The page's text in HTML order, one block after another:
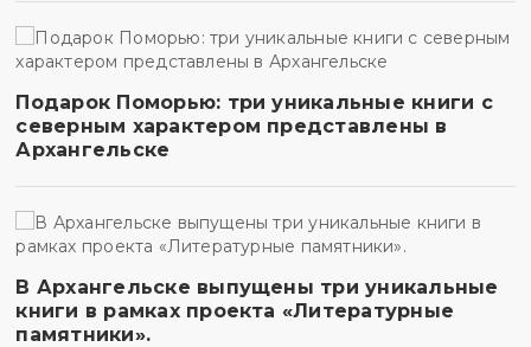
Подарок Поморью: три уникальные книги с
северным характером представлены в
Архангельске
В Архангельске выпущены три уникальные
книги в рамках проекта «Литературные
памятники».